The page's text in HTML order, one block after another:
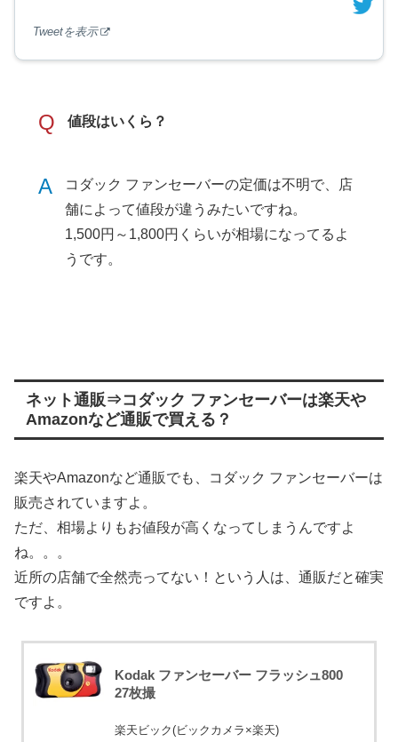
Tweetを表示
Q 値段はいくら？
A
コダック ファンセーバーの定価は不明で、店
舗によって値段が違うみたいですね。
1,500円～1,800円くらいが相場になってるよ
うです。
ネット通販⇒コダック ファンセーバーは楽天や
Amazonなど通販で買える？
楽天やAmazonなど通販でも、コダック ファンセーバーは
販売されていますよ。
ただ、相場よりもお値段が高くなってしまうんですよ
ね。。。
近所の店舗で全然売ってない！という人は、通販だと確実
ですよ。
Kodak ファンセーバー フラッシュ800
27枚撮
楽天ビック(ビックカメラ×楽天)